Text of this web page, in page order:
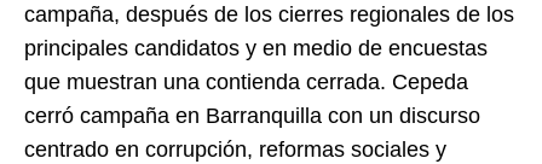
campaña, después de los cierres regionales de los
principales candidatos y en medio de encuestas
que muestran una contienda cerrada. Cepeda
cerró campaña en Barranquilla con un discurso
centrado en corrupción, reformas sociales y